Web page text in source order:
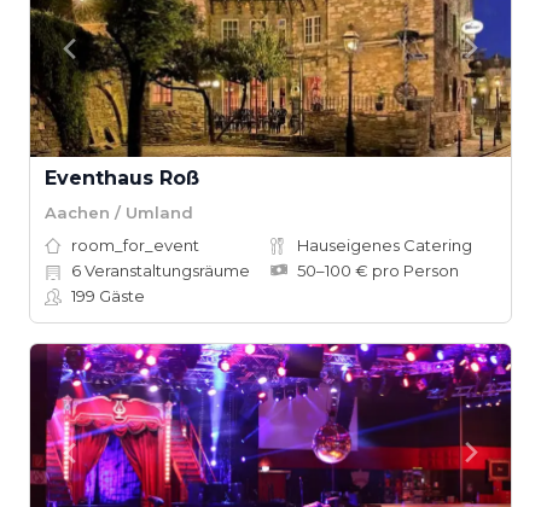
Eventhaus Roß
Aachen / Umland
room_for_event
Hauseigenes Catering
6Veranstaltungsräume
50–100 € pro Person
199 Gäste